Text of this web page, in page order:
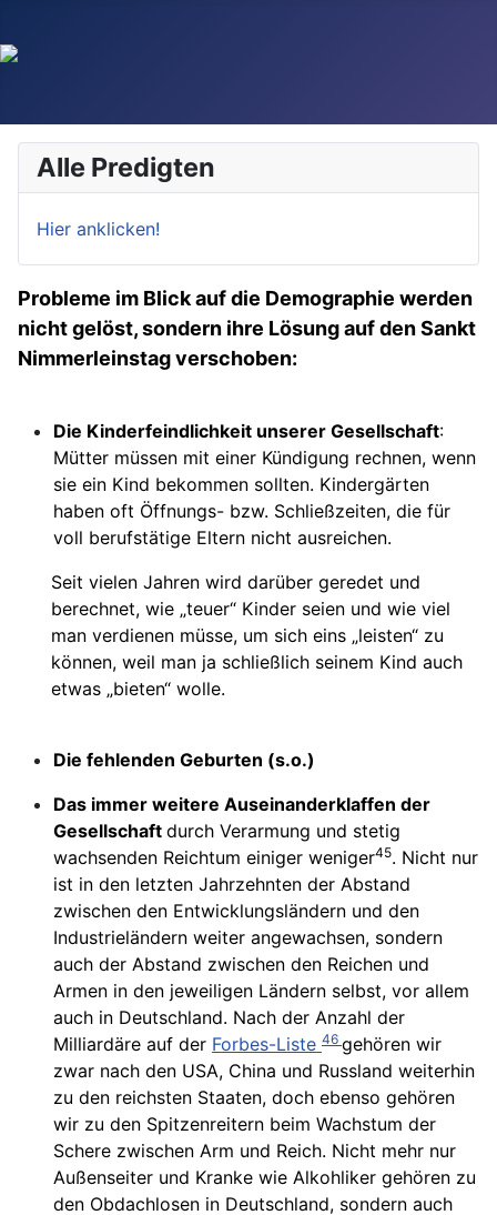
Alle Predigten
Hier anklicken!
Probleme im Blick auf die Demographie werden
nicht gelöst, sondern ihre Lösung auf den Sankt
Nimmerleinstag verschoben:
Die Kinderfeindlichkeit unserer Gesellschaft:
Mütter müssen mit einer Kündigung rechnen, wenn
sie ein Kind bekommen sollten. Kindergärten
haben oft Öffnungs- bzw. Schließzeiten, die für
voll berufstätige Eltern nicht ausreichen.
Seit vielen Jahren wird darüber geredet und
berechnet, wie „teuer“ Kinder seien und wie viel
man verdienen müsse, um sich eins „leisten“ zu
können, weil man ja schließlich seinem Kind auch
etwas „bieten“ wolle.
Die fehlenden Geburten (s.o.)
Das immer weitere Auseinanderklaffen der
Gesellschaft durch Verarmung und stetig
wachsenden Reichtum einiger weniger45. Nicht nur
ist in den letzten Jahrzehnten der Abstand
zwischen den Entwicklungsländern und den
Industrieländern weiter angewachsen, sondern
auch der Abstand zwischen den Reichen und
Armen in den jeweiligen Ländern selbst, vor allem
auch in Deutschland. Nach der Anzahl der
Milliardäre auf der Forbes-Liste 46 gehören wir
zwar nach den USA, China und Russland weiterhin
zu den reichsten Staaten, doch ebenso gehören
wir zu den Spitzenreitern beim Wachstum der
Schere zwischen Arm und Reich. Nicht mehr nur
Außenseiter und Kranke wie Alkohliker gehören zu
den Obdachlosen in Deutschland, sondern auch